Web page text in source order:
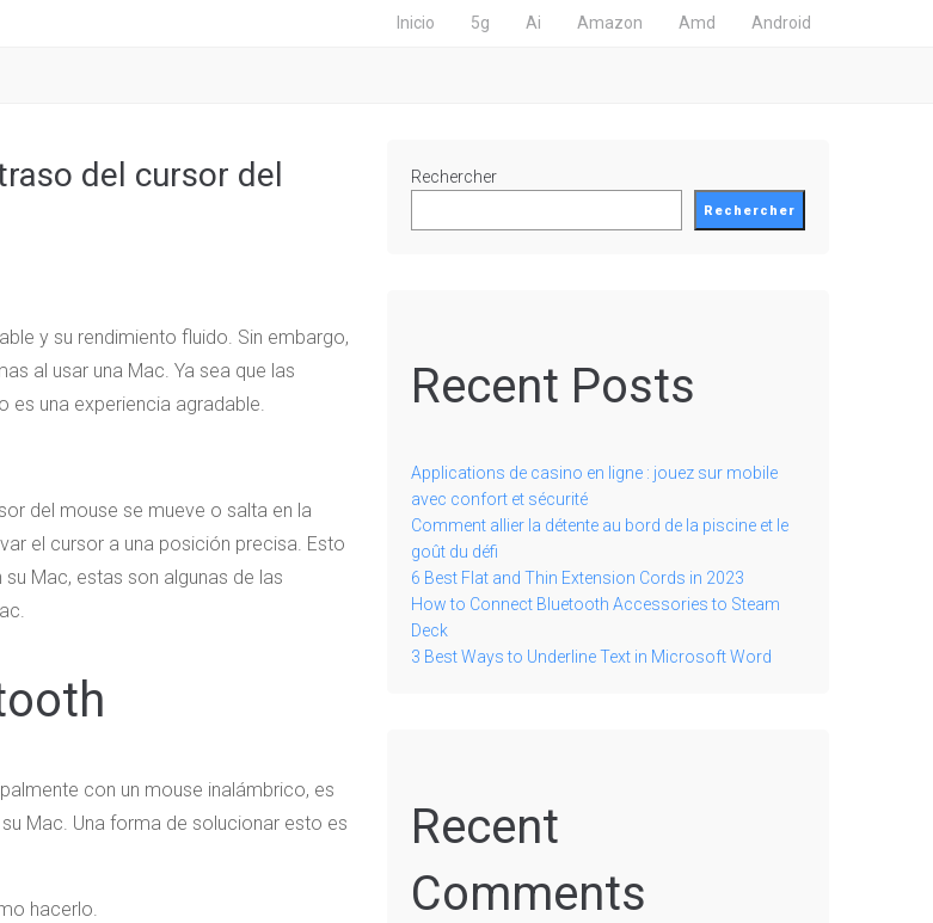
Inicio 5g Ai Amazon Amd Android
del cursor del
y su rendimiento fluido. Sin embargo,
al usar una Mac. Ya sea que las
es una experiencia agradable.
del mouse se mueve o salta en la
el cursor a una posición precisa. Esto
Mac, estas son algunas de las
con un mouse inalámbrico, es
Mac. Una forma de solucionar esto es
hacerlo.
Rechercher
Rechercher
Recent Posts
Applications de casino en ligne : jouez sur mobile
avec confort et sécurité
Comment allier la détente au bord de la piscine et le
goût du défi
6 Best Flat and Thin Extension Cords in 2023
How to Connect Bluetooth Accessories to Steam
Deck
3 Best Ways to Underline Text in Microsoft Word
Recent
Comments